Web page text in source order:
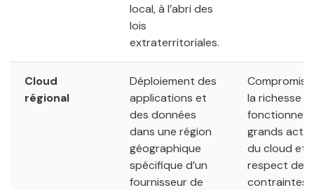
local, à l’abri des
lois
extraterritoriales.
Cloud
régional
Déploiement des
applications et
des données
dans une région
géographique
spécifique d’un
fournisseur de
Compromis
la richesse
grands
du cloud et
respect des
contraintes